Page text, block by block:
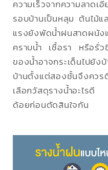
ความเร็วจากความลาด
รอบบ้านเป็นหลุม ต้นไม้แ
แรงยังพัดน้ำฝนสาดผนัง
คราบน้ำ เชื้อรา หรือรั่ว
ของน้ำอาจกระเด็นไป
บ้านตั้งแต่สองชั้นจึงค
เลือกวัสดุรางน้ำอะไร
ด้อยก่อนตัดสินใจกัน